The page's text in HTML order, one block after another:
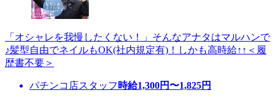
「オシャレを我慢したくない！」そんなアナタはマルハンで
♪髪型自由でネイルもOK(社内規定有)！しかも高時給↑↑＜履
歴書不要＞
パチンコ店スタッフ 時給1,300円〜1,825円